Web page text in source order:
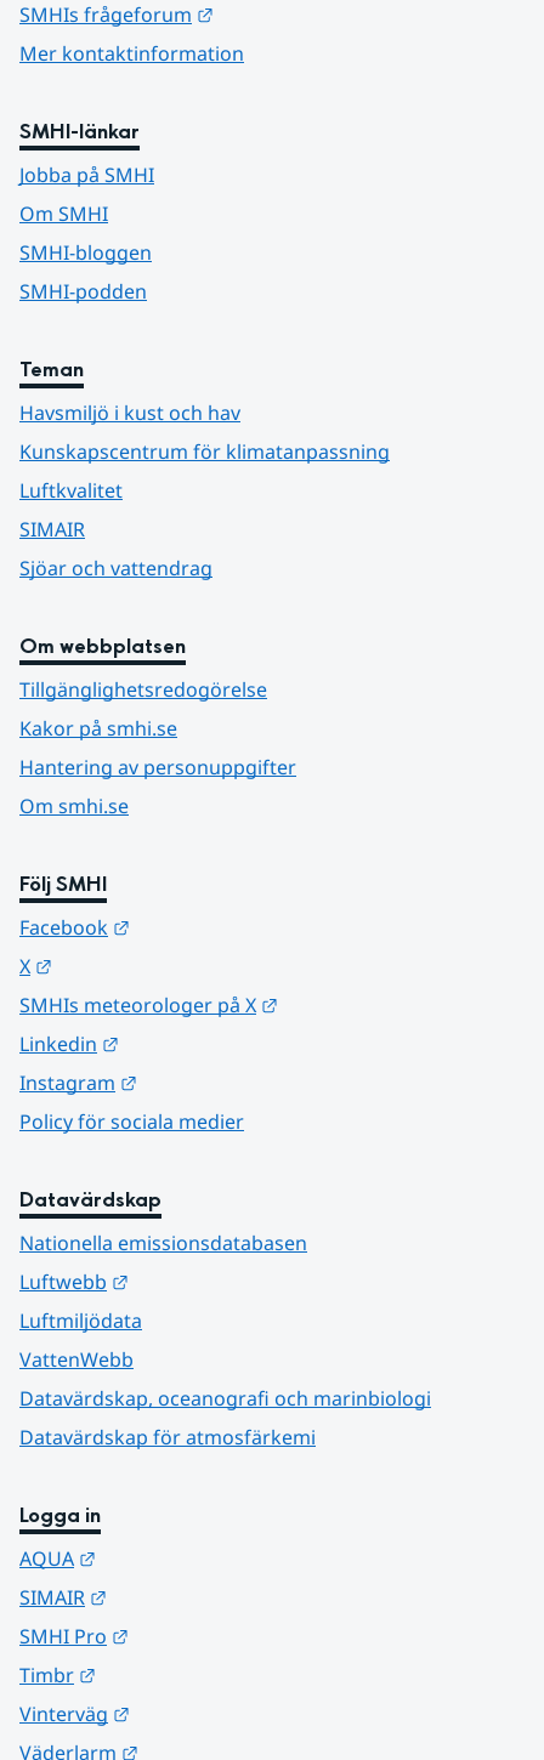
SMHIs frågeforum
Mer kontaktinformation
SMHI-länkar
Jobba på SMHI
Om SMHI
SMHI-bloggen
SMHI-podden
Teman
Havsmiljö i kust och hav
Kunskapscentrum för klimatanpassning
Luftkvalitet
SIMAIR
Sjöar och vattendrag
Om webbplatsen
Tillgänglighetsredogörelse
Kakor på smhi.se
Hantering av personuppgifter
Om smhi.se
Följ SMHI
Facebook
X
SMHIs meteorologer på X
Linkedin
Instagram
Policy för sociala medier
Datavärdskap
Nationella emissionsdatabasen
Luftwebb
Luftmiljödata
VattenWebb
Datavärdskap, oceanografi och marinbiologi
Datavärdskap för atmosfärkemi
Logga in
AQUA
SIMAIR
SMHI Pro
Timbr
Vinterväg
Väderlarm